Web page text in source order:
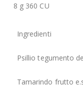
8 g 360 CU
Ingredienti
Psillio tegumento
Tamarindo frutto